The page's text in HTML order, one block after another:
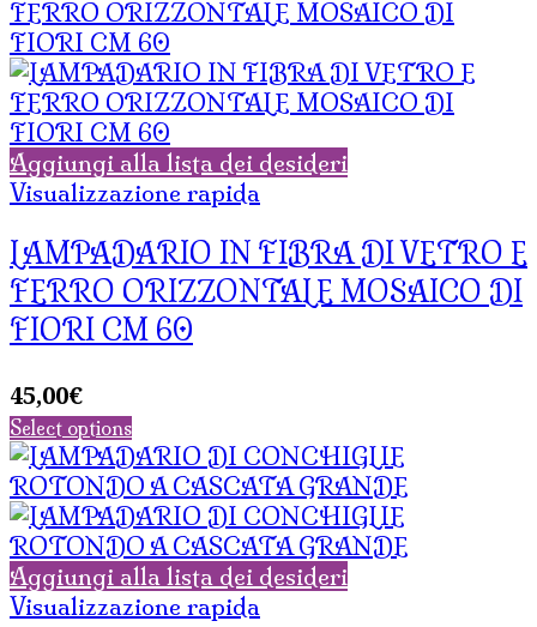
Aggiungi alla lista dei desideri
Visualizzazione rapida
LAMPADARIO IN FIBRA DI VETRO E
FERRO ORIZZONTALE MOSAICO DI
FIORI CM 60
45,00€
Select options
Aggiungi alla lista dei desideri
Visualizzazione rapida